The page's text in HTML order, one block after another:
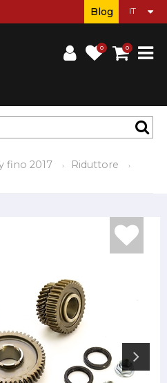
0 0
Blog
fino 2017
Riduttore